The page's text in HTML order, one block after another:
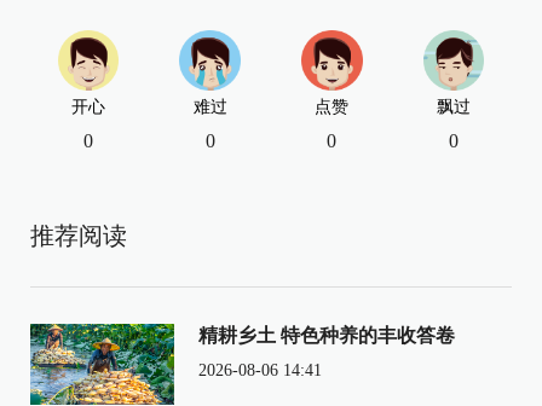
开心
0
难过
0
点赞
0
飘过
0
推荐阅读
精耕乡土 特色种养的丰收答卷
2026-08-06 14:41